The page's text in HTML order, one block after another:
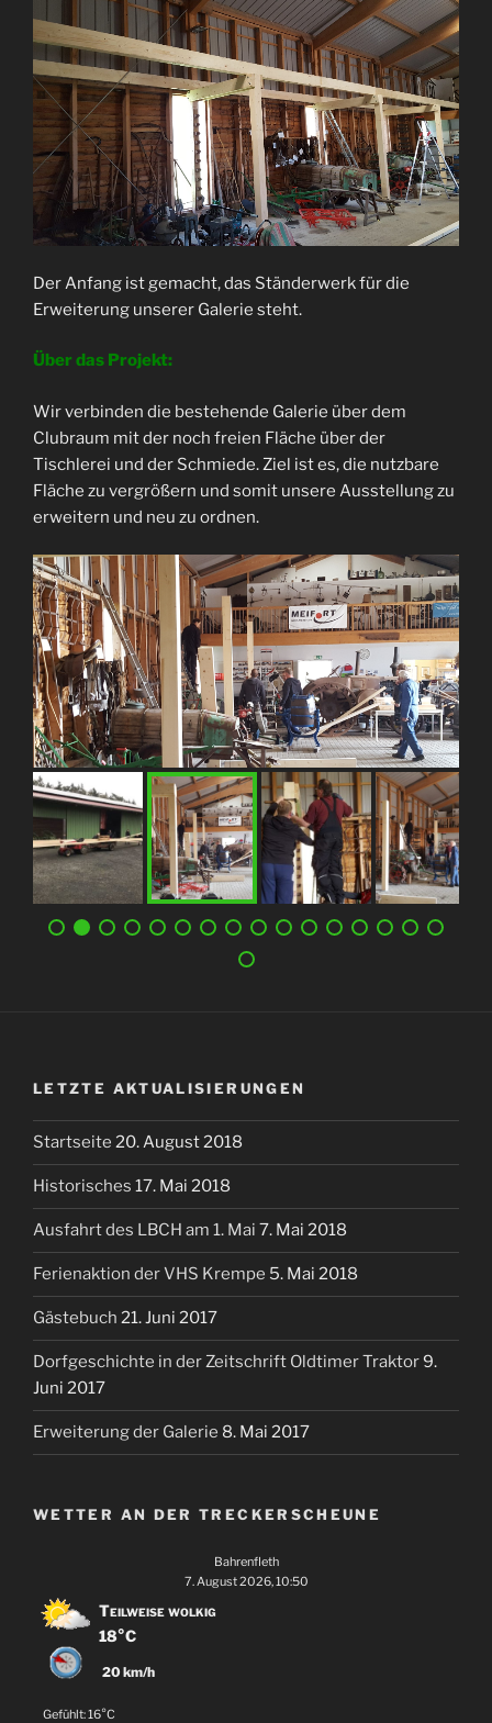
Der Anfang ist gemacht, das Ständerwerk für die
Erweiterung unserer Galerie steht.
Über das Projekt:
Wir verbinden die bestehende Galerie über dem
Clubraum mit der noch freien Fläche über der
Tischlerei und der Schmiede. Ziel ist es, die nutzbare
Fläche zu vergrößern und somit unsere Ausstellung zu
erweitern und neu zu ordnen.
LETZTE AKTUALISIERUNGEN
Startseite 20. August 2018
Historisches 17. Mai 2018
Ausfahrt des LBCH am 1. Mai 7. Mai 2018
Ferienaktion der VHS Krempe 5. Mai 2018
Gästebuch 21. Juni 2017
Dorfgeschichte in der Zeitschrift Oldtimer Traktor9.
Juni 2017
Erweiterung der Galerie 8. Mai 2017
WETTER AN DER TRECKERSCHEUNE
Bahrenfleth
7. August 2026, 10:50
Teilweise wolkig
18°C
20 km/h
Gefühlt: 16°C